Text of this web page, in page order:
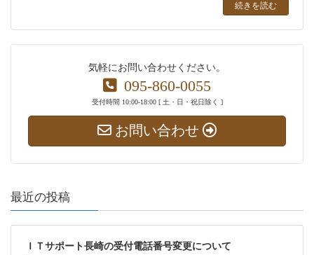
続きを読む
気軽にお問い合わせください。
095-860-0055
受付時間 10:00-18:00 [ 土・日・祝日除く ]
お問い合わせ
最近の投稿
ＩＴサポート長崎の受付電話番号変更について